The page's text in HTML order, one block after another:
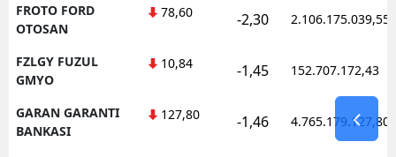
FROTO FORD
OTOSAN
78,60 -2,30 2.106.175.039,55
FZLGY FUZUL
GMYO
10,84 -1,45 152.707.172,43
GARAN GARANTI
BANKASI
127,80 -1,46 4.765.179.127,80